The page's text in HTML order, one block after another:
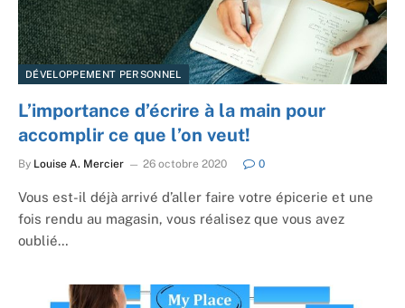
DÉVELOPPEMENT PERSONNEL
L’importance d’écrire à la main pour
accomplir ce que l’on veut!
By Louise A. Mercier 26 octobre 2020 0
Vous est-il déjà arrivé d’aller faire votre épicerie et une
fois rendu au magasin, vous réalisez que vous avez
oublié…